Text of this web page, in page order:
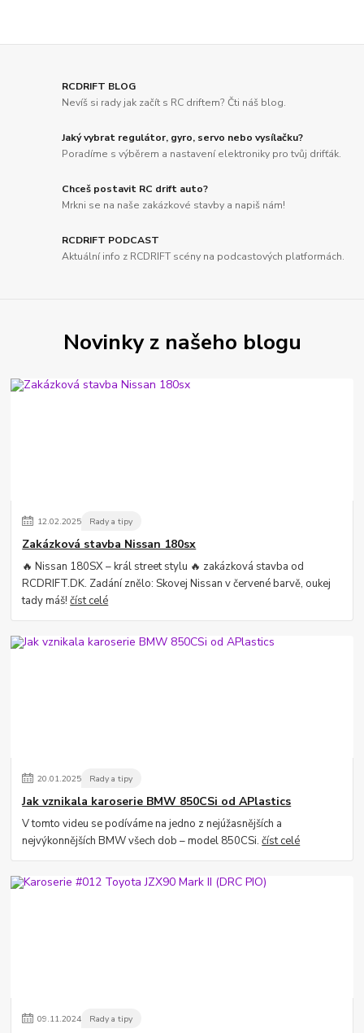
RCDRIFT BLOG
Nevíš si rady jak začít s RC driftem? Čti náš blog.
Jaký vybrat regulátor, gyro, servo nebo vysílačku?
Poradíme s výběrem a nastavení elektroniky pro tvůj drifťák.
Chceš postavit RC drift auto?
Mrkni se na naše zakázkové stavby a napiš nám!
RCDRIFT PODCAST
Aktuální info z RCDRIFT scény na podcastových platformách.
Novinky z našeho blogu
12.02.2025 Rady a tipy
Zakázková stavba Nissan 180sx
🔥 Nissan 180SX – král street stylu 🔥 zakázková stavba od
RCDRIFT.DK. Zadání znělo: Skovej Nissan v červené barvě, oukej
tady máš!číst celé
20.01.2025 Rady a tipy
Jak vznikala karoserie BMW 850CSi od APlastics
V tomto videu se podíváme na jedno z nejúžasnějších a
nejvýkonnějších BMW všech dob – model 850CSi.číst celé
09.11.2024 Rady a tipy